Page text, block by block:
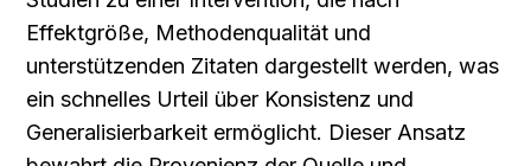
Effektgröße, Methodenqualität und
unterstützenden Zitaten dargestellt werden, was
ein schnelles Urteil über Konsistenz und
Generalisierbarkeit ermöglicht. Dieser Ansatz